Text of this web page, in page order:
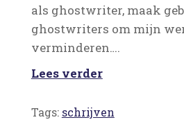
als ghostwriter, maak
ghostwriters om mijn
verminderen….
Lees verder
Tags: schrijven